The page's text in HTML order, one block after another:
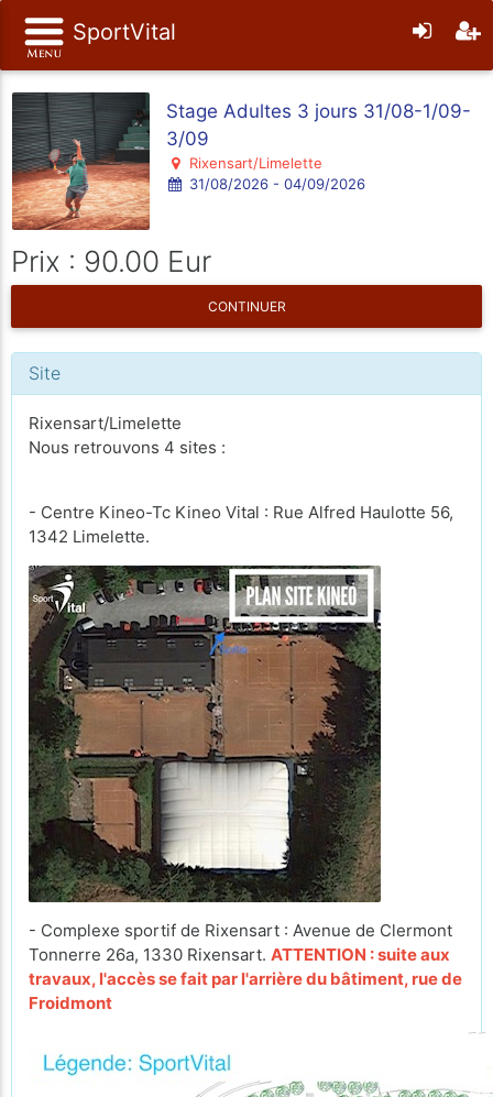
SportVital
Stage Adultes 3 jours 31/08-1/09-
3/09
Rixensart/Limelette
31/08/2026 - 04/09/2026
Prix : 90.00 Eur
CONTINUER
Site
Rixensart/Limelette
Nous retrouvons 4 sites :
- Centre Kineo-Tc Kineo Vital : Rue Alfred Haulotte 56,
1342 Limelette.
- Complexe sportif de Rixensart : Avenue de Clermont
Tonnerre 26a, 1330 Rixensart. ATTENTION : suite aux
travaux, l'accès se fait par l'arrière du bâtiment, rue de
Froidmont